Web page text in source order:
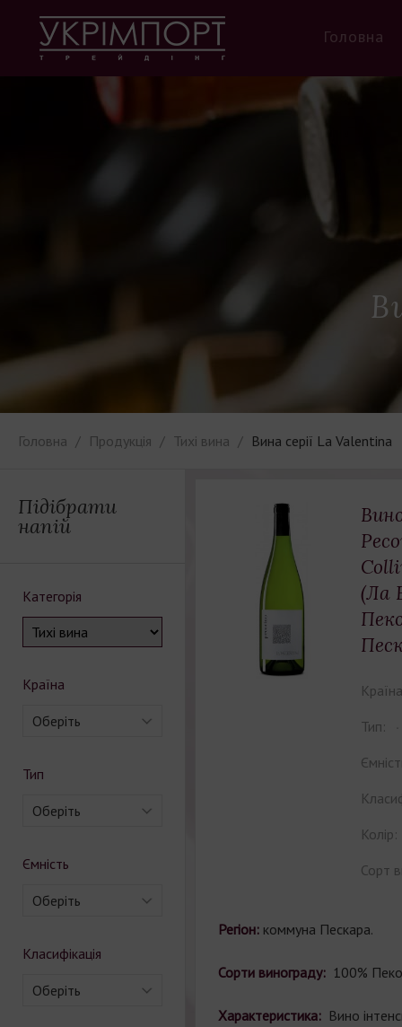
Головна
Головна Продукція Тихі вина Вина серії La Valentina
Підібрати
напій
Категорія
Країна
Оберіть
Тип
Оберіть
Ємність
Оберіть
Класифікація
Оберіть
(Ла
Тип:
Колір:
Сорт
Регіон: коммуна Пескара.
Сорти винограду: 100%
Характеристика: Вино